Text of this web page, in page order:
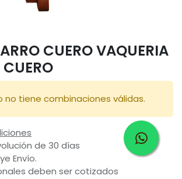
CUERO VAQUERIA
no tiene combinaciones válidas.
de 30 días
Envío.
deben ser cotizados